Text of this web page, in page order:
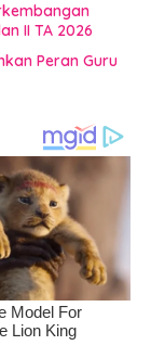
II TA 2026
Peran Guru